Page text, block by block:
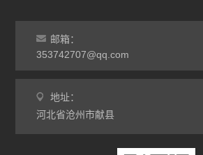
邮箱：
353742707@qq.com
地址：
河北省沧州市献县